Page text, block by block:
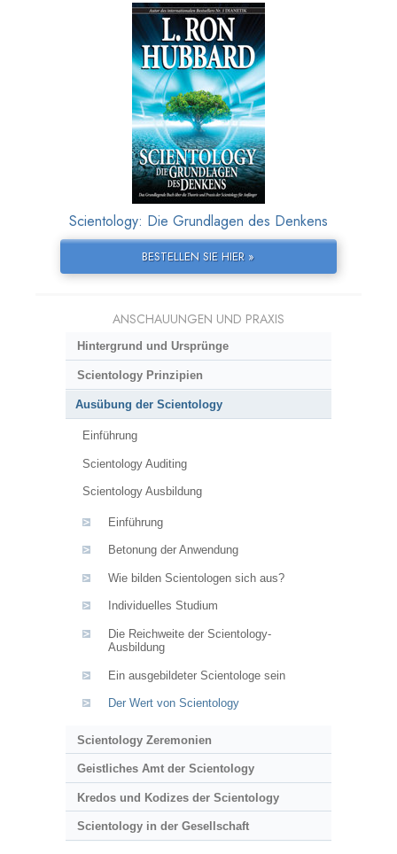
Scientology: Die Grundlagen des Denkens
BESTELLEN SIE HIER »
ANSCHAUUNGEN UND PRAXIS
Hintergrund und Ursprünge
Scientology Prinzipien
Ausübung der Scientology
Einführung
Scientology Auditing
Scientology Ausbildung
Einführung
Betonung der Anwendung
Wie bilden Scientologen sich aus?
Individuelles Studium
Die Reichweite der Scientology-
Ausbildung
Ein ausgebildeter Scientologe sein
Der Wert von Scientology
Scientology Zeremonien
Geistliches Amt der Scientology
Kredos und Kodizes der Scientology
Scientology in der Gesellschaft